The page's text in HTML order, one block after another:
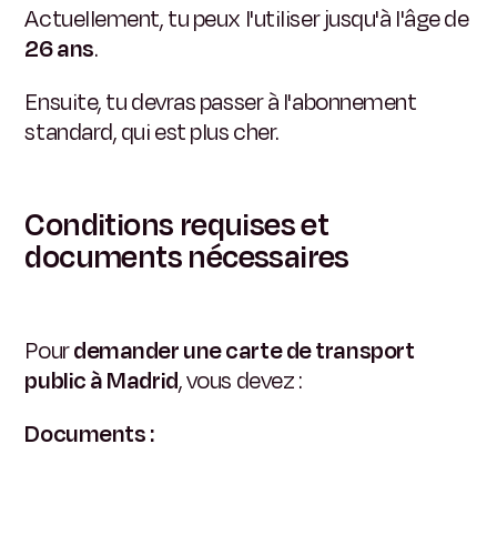
Actuellement, tu peux l'utiliser jusqu'à l'âge de
26 ans.
Ensuite, tu devras passer à l'abonnement
standard, qui est plus cher.
Conditions requises et
documents nécessaires
Pourdemander une carte de transport
public à Madrid, vous devez :
Documents :